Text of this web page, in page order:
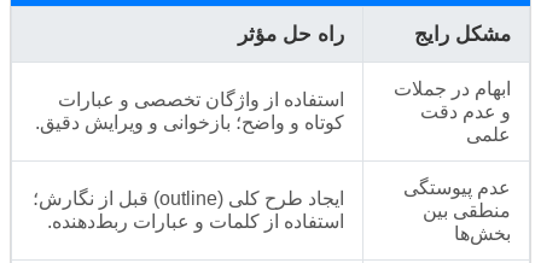
مشکل رایج راه حل مؤثر
ابهام در جملات
و عدم دقت
علمی
استفاده از واژگان تخصصی و عبارات
کوتاه و واضح؛ بازخوانی و ویرایش دقیق.
عدم پیوستگی
منطقی بین
بخش‌ها
ایجاد طرح کلی (outline) قبل از نگارش؛
استفاده از کلمات و عبارات ربط‌دهنده.